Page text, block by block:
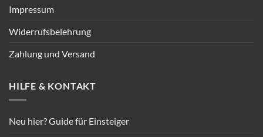
Impressum
Widerrufsbelehrung
Zahlung und Versand
HILFE & KONTAKT
Neu hier? Guide für Einsteiger